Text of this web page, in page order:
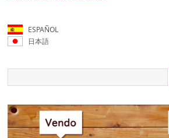
ESPAÑOL
日本語